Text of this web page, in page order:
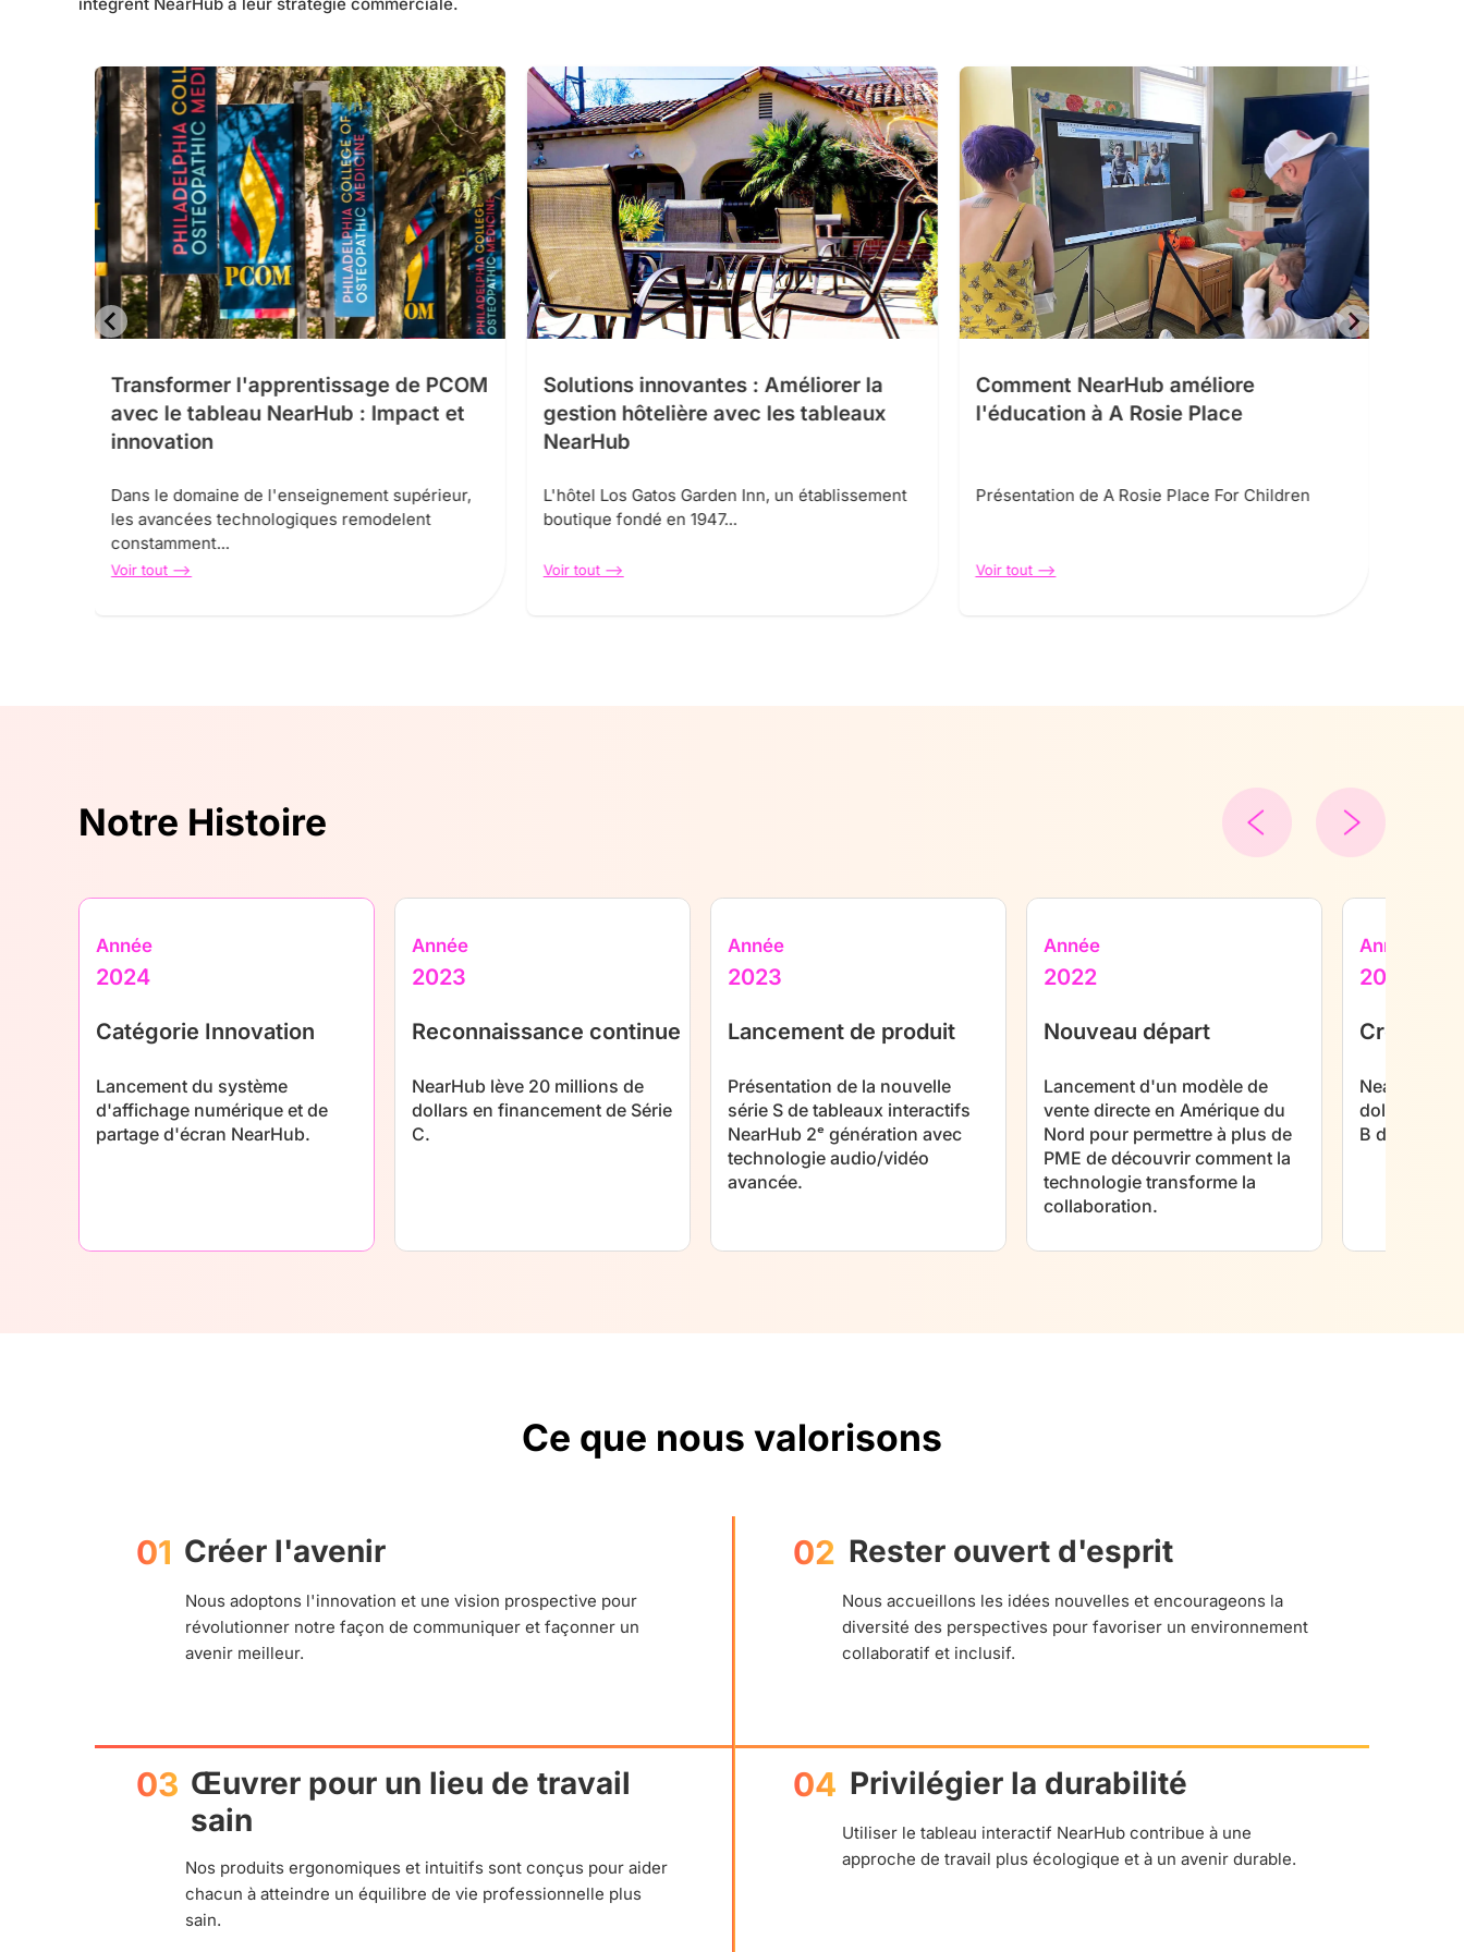
intègrent NearHub à leur stratégie commerciale.
Transformer l'apprentissage de PCOM
avec le tableau NearHub : Impact et
innovation
Dans le domaine de l'enseignement supérieur,
les avancées technologiques remodelent
constamment...
Voir tout -->
Solutions innovantes : Améliorer la
gestion hôtelière avec les tableaux
NearHub
L'hôtel Los Gatos Garden Inn, un établissement
boutique fondé en 1947...
Voir tout -->
Comment NearHub améliore
l'éducation à A Rosie Place
Présentation de A Rosie Place For Children
Voir tout -->
Notre Histoire
Année
2024
Catégorie Innovation
Lancement du système
d'affichage numérique et de
partage d'écran NearHub.
Année
2023
Reconnaissance continue
NearHub lève 20 millions de
dollars en financement de Série
C.
Année
2023
Lancement de produit
Présentation de la nouvelle
série S de tableaux interactifs
NearHub 2ᵉ génération avec
technologie audio/vidéo
avancée.
Année
2022
Nouveau départ
Lancement d'un modèle de
vente directe en Amérique du
Nord pour permettre à plus de
PME de découvrir comment la
technologie transforme la
collaboration.
Année
2022
NearHub
dollars en
B de GP
Ce que nous valorisons
01 Créer l'avenir
Nous adoptons l'innovation et une vision prospective pour
révolutionner notre façon de communiquer et façonner un
avenir meilleur.
02 Rester ouvert d'esprit
Nous accueillons les idées nouvelles et encourageons la
diversité des perspectives pour favoriser un environnement
collaboratif et inclusif.
03 Œuvrer pour un lieu de travail
sain
Nos produits ergonomiques et intuitifs sont conçus pour aider
chacun à atteindre un équilibre de vie professionnelle plus
sain.
04 Privilégier la durabilité
Utiliser le tableau interactif NearHub contribue à une
approche de travail plus écologique et à un avenir durable.